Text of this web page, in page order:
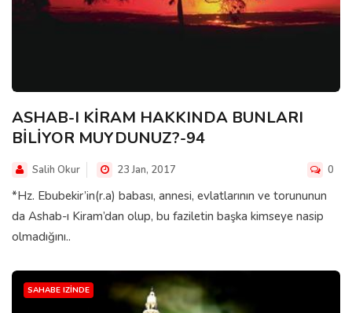
ASHAB-I KİRAM HAKKINDA BUNLARI
BİLİYOR MUYDUNUZ?-94
Salih Okur 23 Jan, 2017 0
*Hz. Ebubekir’in(r.a) babası, annesi, evlatlarının ve torununun
da Ashab-ı Kiram’dan olup, bu faziletin başka kimseye nasip
olmadığını..
SAHABE IZINDE